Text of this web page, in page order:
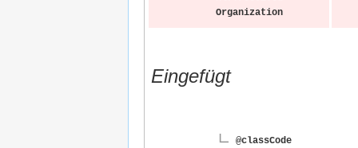
Organization
Eingefügt
@classCode